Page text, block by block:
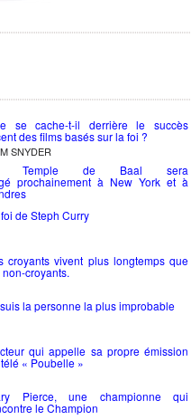
se cache-t-il derrière le succès
des films basés sur la foi ?
SNYDER
Temple de Baal sera
prochainement à New York et à
de Steph Curry
croyants vivent plus longtemps que
croyants.
la personne la plus improbable
qui appelle sa propre émission
« Poubelle »
Pierce, une championne qui
le Champion